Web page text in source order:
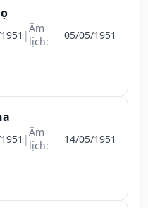
|Âm
lịch:
05/05/1951
|Âm
lịch:
14/05/1951